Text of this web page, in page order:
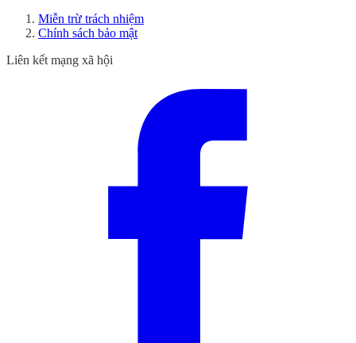
Miễn trừ trách nhiệm
Chính sách bảo mật
Liên kết mạng xã hội